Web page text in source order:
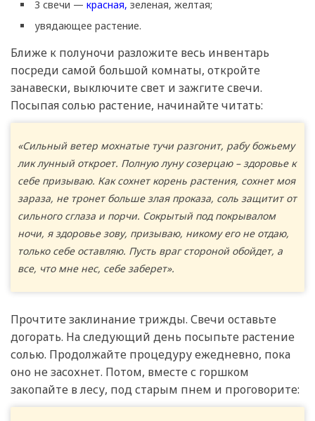
3 свечи — красная, зеленая, желтая;
увядающее растение.
Ближе к полуночи разложите весь инвентарь
посреди самой большой комнаты, откройте
занавески, выключите свет и зажгите свечи.
Посыпая солью растение, начинайте читать:
«Сильный ветер мохнатые тучи разгонит, рабу божьему
лик лунный откроет. Полную луну созерцаю – здоровье к
себе призываю. Как сохнет корень растения, сохнет моя
зараза, не тронет больше злая проказа, соль защитит от
сильного сглаза и порчи. Сокрытый под покрывалом
ночи, я здоровье зову, призываю, никому его не отдаю,
только себе оставляю. Пусть враг стороной обойдет, а
все, что мне нес, себе заберет».
Прочтите заклинание трижды. Свечи оставьте
догорать. На следующий день посыпьте растение
солью. Продолжайте процедуру ежедневно, пока
оно не засохнет. Потом, вместе с горшком
закопайте в лесу, под старым пнем и проговорите: